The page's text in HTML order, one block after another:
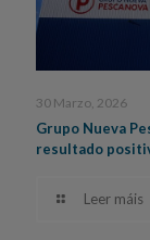
30 Marzo, 2026
Grupo Nueva
resultado
Leer máis